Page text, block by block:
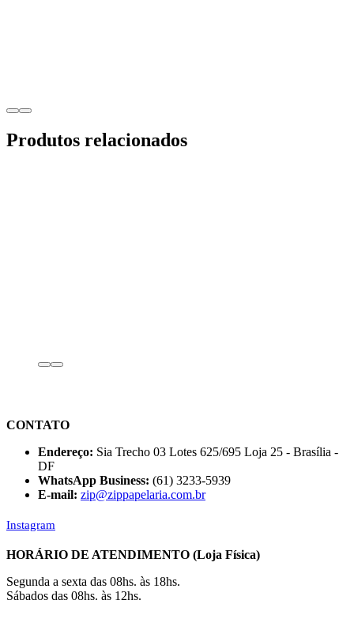
Produtos relacionados
CONTATO
Endereço: Sia Trecho 03 Lotes 625/695 Loja 25 - Brasília -
DF
WhatsApp Business: (61) 3233-5939
E-mail: zip@zippapelaria.com.br
Instagram
HORÁRIO DE ATENDIMENTO (Loja Física)
Segunda a sexta das 08hs. às 18hs.
Sábados das 08hs. às 12hs.